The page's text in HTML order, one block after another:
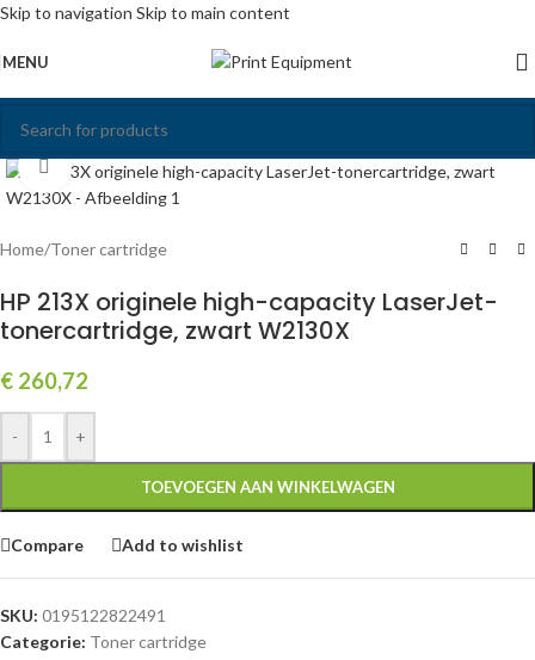
Skip to navigation Skip to main content
MENU
Click to enlarge
Home/Toner cartridge
HP 213X originele high-capacity LaserJet-
tonercartridge, zwart W2130X
€ 260,72
- +
TOEVOEGEN AAN WINKELWAGEN
Compare Add to wishlist
SKU: 0195122822491
Categorie: Toner cartridge